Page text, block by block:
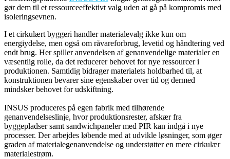
gør dem til et ressourceeffektivt valg uden at gå på kompromis med
isoleringsevnen.
I et cirkulært byggeri handler materialevalg ikke kun om
energiydelse, men også om råvareforbrug, levetid og håndtering ved
endt brug. Her spiller anvendelsen af genanvendelige materialer en
væsentlig rolle, da det reducerer behovet for nye ressourcer i
produktionen. Samtidig bidrager materialets holdbarhed til, at
konstruktionen bevarer sine egenskaber over tid og dermed
mindsker behovet for udskiftning.
INSUS produceres på egen fabrik med tilhørende
genanvendelseslinje, hvor produktionsrester, afskær fra
byggepladser samt sandwichpaneler med PIR kan indgå i nye
processer. Der arbejdes løbende med at udvikle løsninger, som øger
graden af materialegenanvendelse og understøtter en mere cirkulær
materialestrøm.